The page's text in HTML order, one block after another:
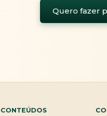
Quero fazer
CONTEÚDOS